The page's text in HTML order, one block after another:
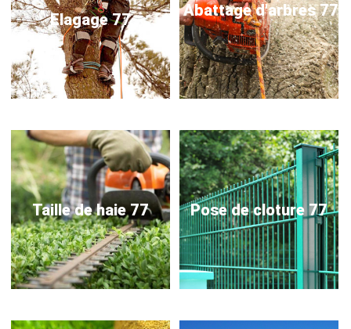
Elagage 77 Abattage d'arbres 77
Taille de haie 77 Pose de cloture 77